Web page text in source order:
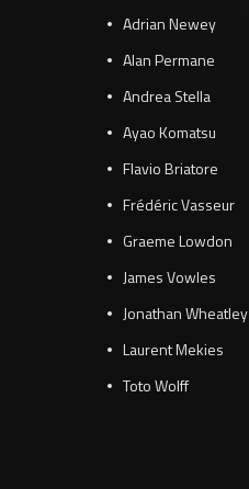
Adrian Newey
Alan Permane
Andrea Stella
Ayao Komatsu
Flavio Briatore
Frédéric Vasseur
Graeme Lowdon
James Vowles
Jonathan Wheatley
Laurent Mekies
Toto Wolff